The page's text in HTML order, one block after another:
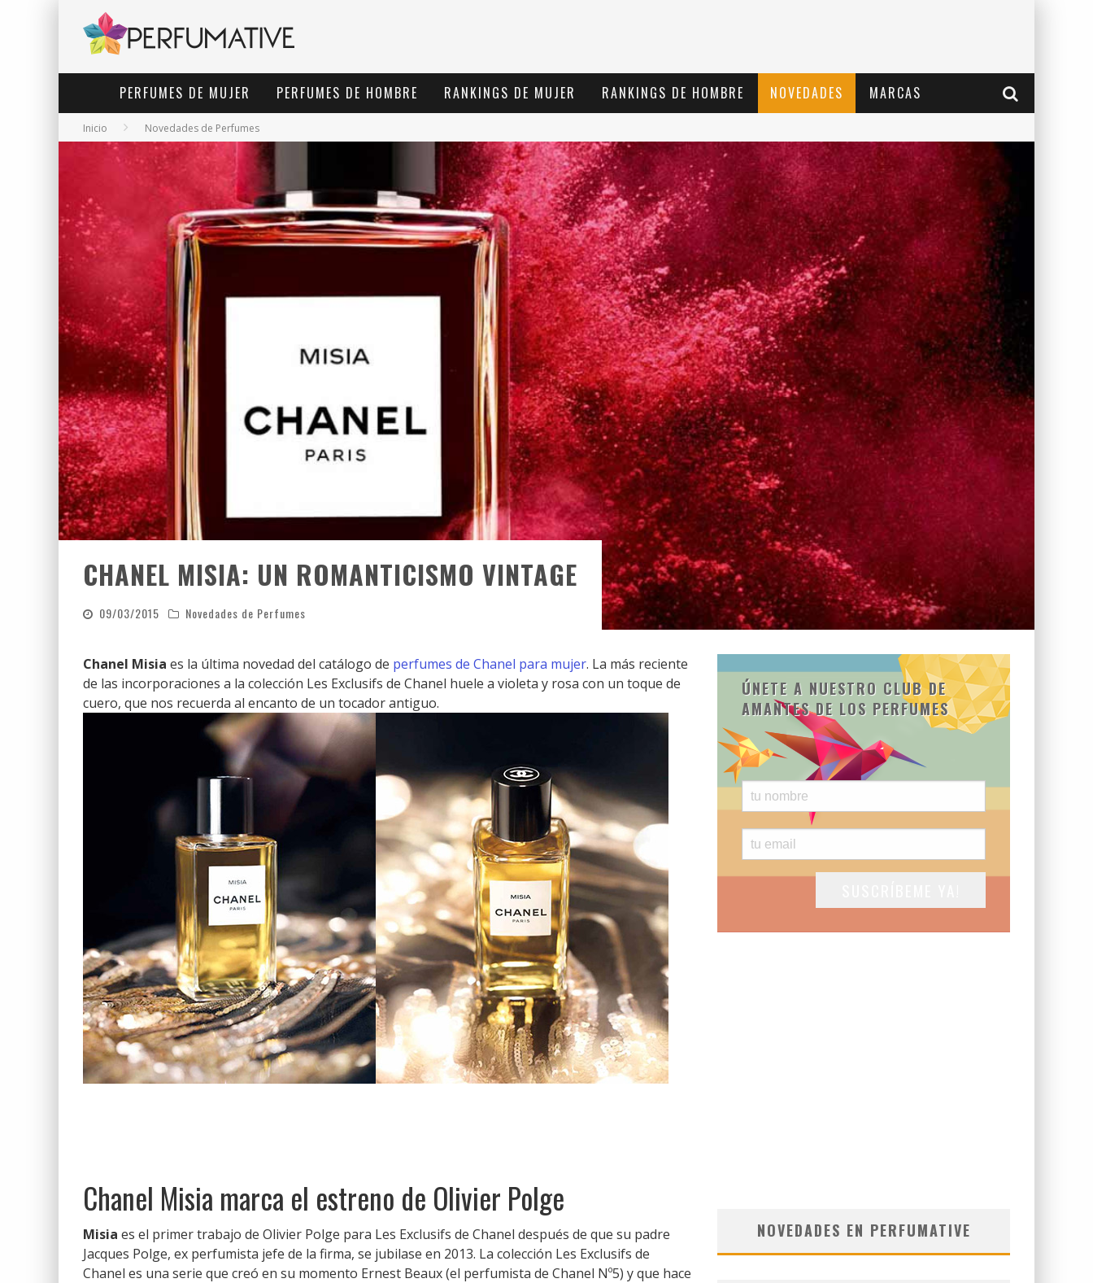
PERFUMES DE MUJER PERFUMES DE HOMBRE RANKINGS DE MUJER RANKINGS DE HOMBRE NOVEDADES MARCAS
Inicio Novedades de Perfumes
CHANEL MISIA: UN ROMANTICISMO VINTAGE
09/03/2015 Novedades de Perfumes
Chanel Misia es la última novedad del catálogo de perfumes de Chanel para mujer. La más reciente
de las incorporaciones a la colección Les Exclusifs de Chanel huele a violeta y rosa con un toque de
cuero, que nos recuerda al encanto de un tocador antiguo.
Chanel Misia marca el estreno de Olivier Polge
Misia es el primer trabajo de Olivier Polge para Les Exclusifs de Chanel después de que su padre
Jacques Polge, ex perfumista jefe de la firma, se jubilase en 2013. La colección Les Exclusifs de
Chanel es una serie que creó en su momento Ernest Beaux (el perfumista de Chanel Nº5) y que hace
ÚNETE A NUESTRO CLUB DE
AMANTES DE LOS PERFUMES
NOVEDADES EN PERFUMATIVE